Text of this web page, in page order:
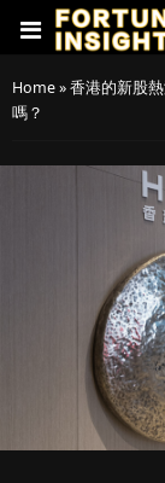
Home»香港的新股
嗎？